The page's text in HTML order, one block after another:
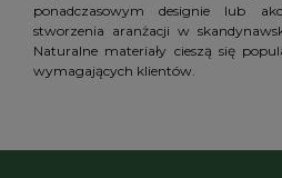
ponadczasowym designie lub
stworzenia aranżacji w
Naturalne materiały cieszą się
wymagających klientów.